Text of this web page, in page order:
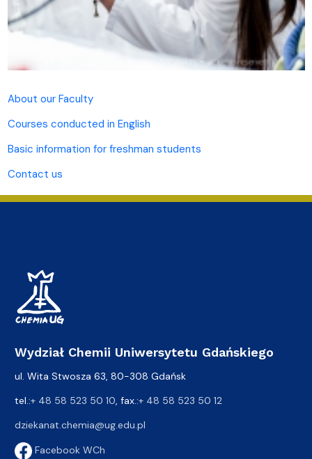
About our Faculty
Courses conducted in English
Basic information for freshman students
Contact us
Wydział Chemii Uniwersytetu Gdańskiego
ul. Wita Stwosza 63, 80-308 Gdańsk
tel.:+ 48 58 523 50 10 , fax.:+ 48 58 523 50 12
dziekanat.chemia@ug.edu.pl
Facebook WCh